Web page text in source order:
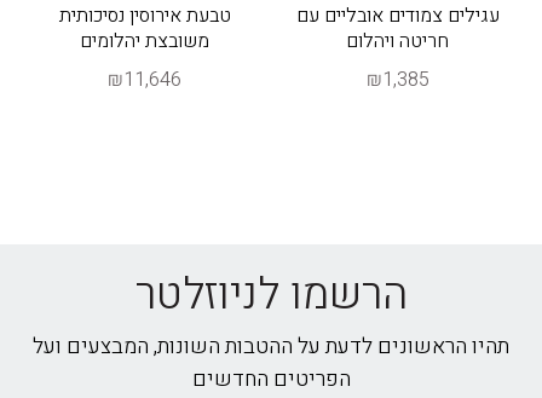
עגילים צמודים אובליים עם
חריטה ויהלום
₪1,385
טבעת אירוסין נסיכותית
משובצת יהלומים
₪11,646
הרשמו לניוזלטר
תהיו הראשונים לדעת על ההטבות השונות, המבצעים ועל
הפריטים החדשים